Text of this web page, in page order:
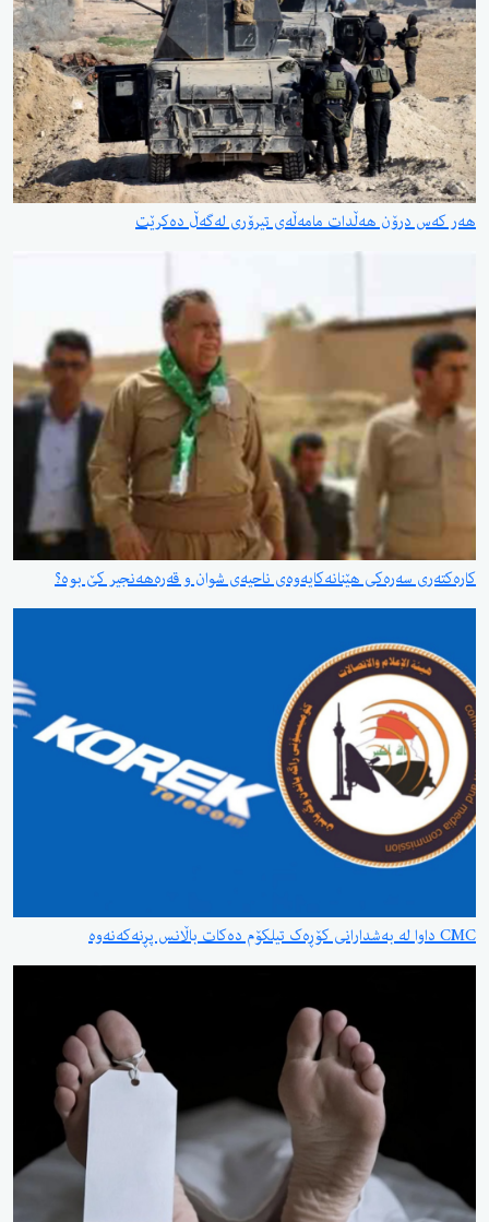
هەر کەس درۆن هەڵدات مامەڵەی تیرۆری لەگەڵ دەکرێت
کارەکتەری سەرەکی هێنانەکایەوەی ناحیەی شوان و قەرەهەنجیر کێ بوە؟
CMC داوا لە بەشدارانی کۆڕەک تیلکۆم دەکات باڵانس پڕنەکەنەوە